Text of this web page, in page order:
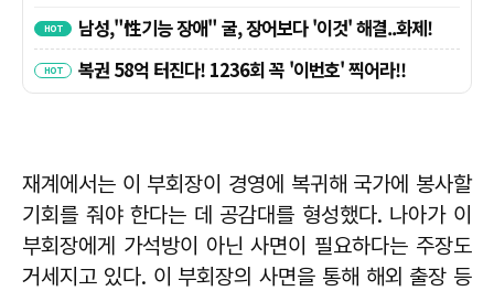
재계에서는 이 부회장이 경영에 복귀해 국가에 봉사할
기회를 줘야 한다는 데 공감대를 형성했다. 나아가 이
부회장에게 가석방이 아닌 사면이 필요하다는 주장도
거세지고 있다. 이 부회장의 사면을 통해 해외 출장 등